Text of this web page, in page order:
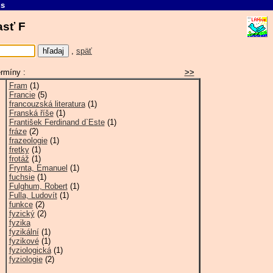
F
, späť
:
>>
Fram (1)
Francie(5)
francouzská literatura(1)
Franská říše(1)
František Ferdinand d`Este(1)
fráze(2)
frazeologie(1)
fretky(1)
frotáž (1)
Frynta, Emanuel (1)
fuchsie(1)
Fulghum, Robert(1)
Fulla, Ludovít(1)
funkce(2)
fyzický(2)
fyzika
fyzikální(1)
fyzikové(1)
fyziologická(1)
fyziologie(2)